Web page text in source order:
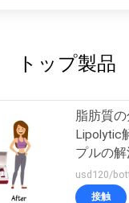
トップ製品
脂肪質
Lipolytic
プルの
usd120/
接触